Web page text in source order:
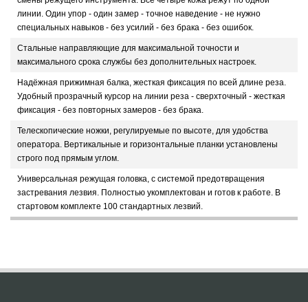
линии. Один упор - один замер - точное наведение - не нужно
специальных навыков - без усилий - без брака - без ошибок.
Стальные направляющие для максимальной точности и
максимального срока службы без дополнительных настроек.
Надёжная прижимная балка, жесткая фиксация по всей длине реза.
Удобный прозрачный курсор на линии реза - сверхточный - жесткая
фиксация - без повторных замеров - без брака.
Телескопические ножки, регулируемые по высоте, для удобства
оператора. Вертикальные и горизонтальные планки установлены
строго под прямым углом.
Универсальная режущая головка, с системой предотвращения
застревания лезвия. Полностью укомплектован и готов к работе. В
стартовом комплекте 100 стандартных лезвий.